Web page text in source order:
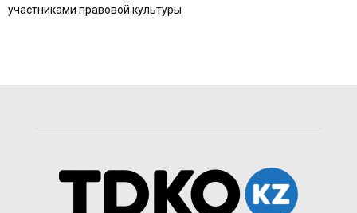
участниками правовой культуры